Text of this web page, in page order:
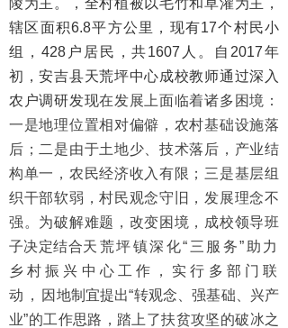
会员风采
联系我们
陵为主。，全村植被以毛竹和草灌为主，
辖区面积6.8平方公里，现有17个村民小
组，428户居民，共1607人。自2017年
初，安吉县天荒坪中心成校教师通过深入
农户调研发现在发展上面临着诸多困境：
一是地理位置相对偏僻，农村基础设施落
后；二是由于土地少、技术落后，产业结
构单一，农民经济收入有限；三是基层组
织干部软弱，村民观念守旧，发展理念不
强。为破解难题，改变困境，成校领导班
子决定结合天荒坪镇深化“三服务”助力
乡村振兴中心工作，实行多部门联
动， 因地制宜提出“转观念、强基础、兴产
业”的工作思路，踏上了扶贫攻坚的破冰之